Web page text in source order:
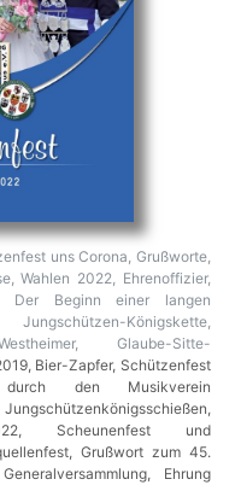
uns Corona, Grußworte,
Wahlen 2022, Ehrenoffizier,
Der Beginn einer langen
Jungschützen-Königskette,
Glaube-Sitte-
Bier-Zapfer, Schützenfest
den Musikverein
Jungschützenkönigsschießen,
Scheunenfest und
Grußwort zum 45.
Ehrung